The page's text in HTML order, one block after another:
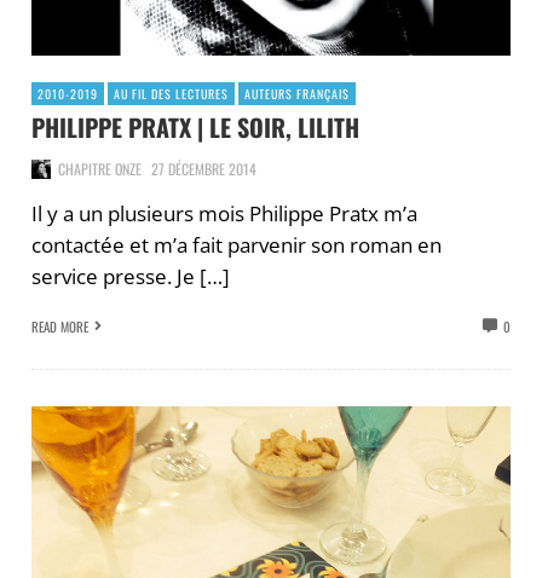
2010-2019 AU FIL DES LECTURES AUTEURS FRANÇAIS
PHILIPPE PRATX | LE SOIR, LILITH
CHAPITRE ONZE 27 DÉCEMBRE 2014
Il y a un plusieurs mois Philippe Pratx m’a
contactée et m’a fait parvenir son roman en
service presse. Je […]
READ MORE 0